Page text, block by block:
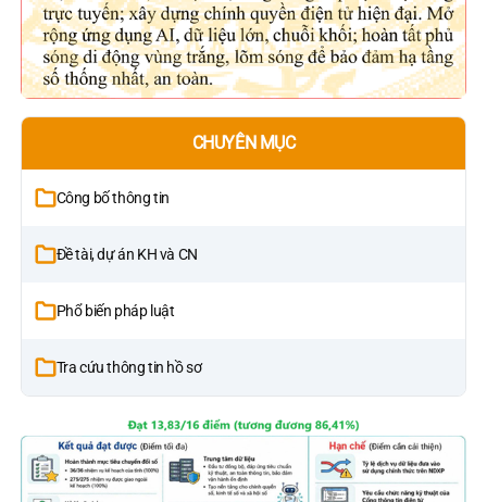
CHUYÊN MỤC
Công bố thông tin
Đề tài, dự án KH và CN
Phổ biến pháp luật
Tra cứu thông tin hồ sơ